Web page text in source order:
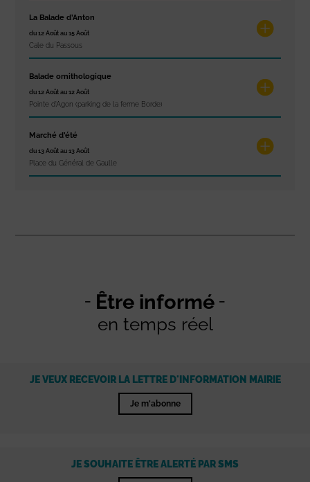
La Balade d’Anton
du 12 Août au 15 Août
Cale du Passous
Balade ornithologique
du 12 Août au 12 Août
Pointe d'Agon (parking de la ferme Borde)
Marché d’été
du 13 Août au 13 Août
Place du Général de Gaulle
Être informé
en temps réel
JE VEUX RECEVOIR LA LETTRE D'INFORMATION MAIRIE
Je m'abonne
JE SOUHAITE ÊTRE ALERTÉ PAR SMS